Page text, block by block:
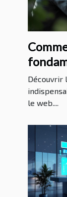
?
Découvrir
le web....